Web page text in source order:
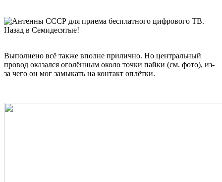
Выполнено всё также вполне прилично. Но центральный
провод оказался оголённым около точки пайки (см. фото), из-
за чего он мог замыкать на контакт оплётки.